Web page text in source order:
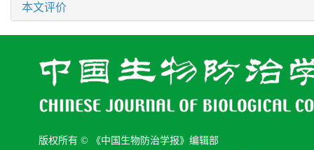
本文评价
版权所有 © 《中国生物防治学报》编辑部